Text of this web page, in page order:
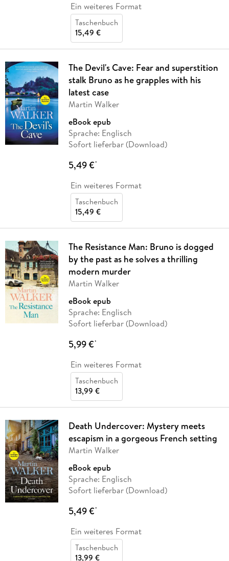
Ein weiteres Format
Taschenbuch
15,49 €
The Devil's Cave: Fear and superstition
stalk Bruno as he grapples with his
latest case
Martin Walker
eBook epub
Sprache: Englisch
Sofort lieferbar (Download)
5,49 €*
Ein weiteres Format
Taschenbuch
15,49 €
The Resistance Man: Bruno is dogged
by the past as he solves a thrilling
modern murder
Martin Walker
eBook epub
Sprache: Englisch
Sofort lieferbar (Download)
5,99 €*
Ein weiteres Format
Taschenbuch
13,99 €
Death Undercover: Mystery meets
escapism in a gorgeous French setting
Martin Walker
eBook epub
Sprache: Englisch
Sofort lieferbar (Download)
5,49 €*
Ein weiteres Format
Taschenbuch
13,99 €